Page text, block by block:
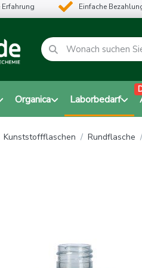
Erfahrung Einfache
Organica Laborbedarf
Kunststoffflaschen Rundflasche